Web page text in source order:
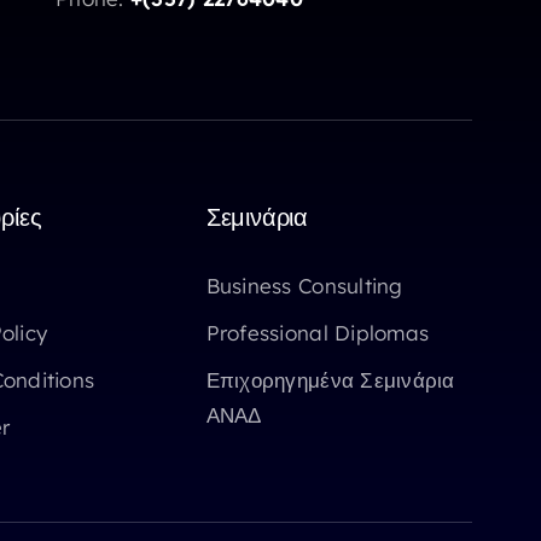
Σεμινάρια
Business Consulting
Professional Diplomas
Επιχορηγημένα Σεμινάρια
ΑΝΑΔ